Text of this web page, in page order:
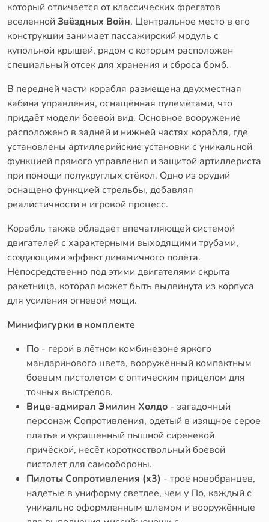
который отличается от классических фрегатов
вселенной Звёздных Войн. Центральное место в его
конструкции занимает пассажирский модуль с
купольной крышей, рядом с которым расположен
специальный отсек для хранения и сброса бомб.
В передней части корабля размещена двухместная
кабина управления, оснащённая пулемётами, что
придаёт модели боевой вид. Основное вооружение
расположено в задней и нижней частях корабля, где
установлены артиллерийские установки с уникальной
функцией прямого управления и защитой артиллериста
при помощи полукруглых стёкол. Одно из орудий
оснащено функцией стрельбы, добавляя
реалистичности в игровой процесс.
Корабль также обладает впечатляющей системой
двигателей с характерными выходящими трубами,
создающими эффект динамичного полёта.
Непосредственно под этими двигателями скрыта
ракетница, которая может быть выдвинута из корпуса
для усиления огневой мощи.
Минифигурки в комплекте
По - герой в лётном комбинезоне яркого
мандаринового цвета, вооружённый компактным
боевым пистолетом с оптическим прицелом для
точных выстрелов.
Вице-адмирал Эмилин Холдо - загадочный
персонаж Сопротивления, одетый в изящное серое
платье и украшенный пышной сиреневой
причёской, несёт короткоствольный боевой
пистолет для самообороны.
Пилоты Сопротивления (x3) - трое новобранцев,
надетые в униформу светлее, чем у По, каждый с
уникально оформленным шлемом и вооружённые